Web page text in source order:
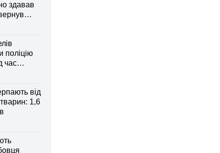
здавав
поліцію
час
від
1,6